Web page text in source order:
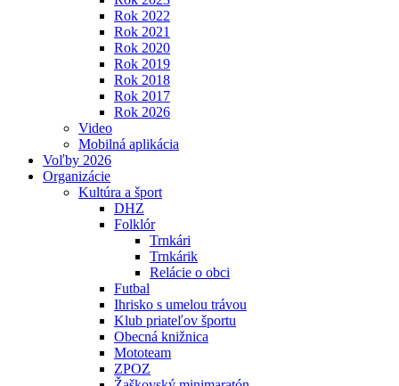
Rok 2022
Rok 2021
Rok 2020
Rok 2019
Rok 2018
Rok 2017
Rok 2026
Video
Mobilná aplikácia
Voľby 2026
Organizácie
Kultúra a šport
DHZ
Folklór
Trnkári
Trnkárik
Relácie o obci
Futbal
Ihrisko s umelou trávou
Klub priateľov športu
Obecná knižnica
Mototeam
ZPOZ